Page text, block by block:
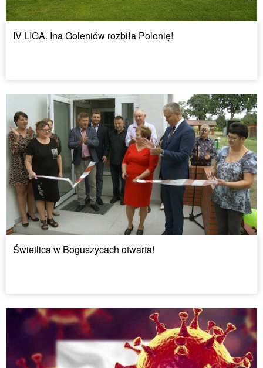
IV LIGA. Ina Goleniów rozbiła Polonię!
Świetlica w Boguszycach otwarta!